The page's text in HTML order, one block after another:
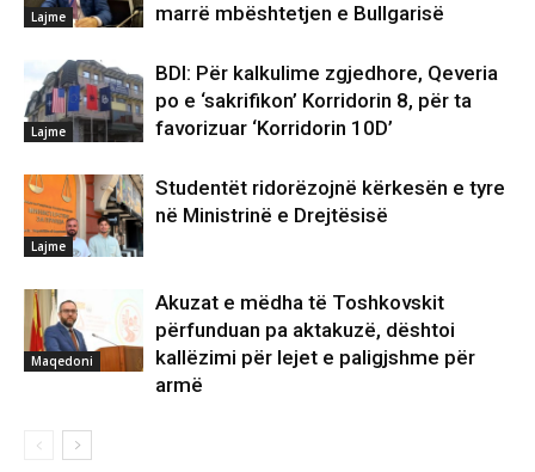
Lajme
marrë mbështetjen e Bullgarisë
Lajme
BDI: Për kalkulime zgjedhore, Qeveria
po e ‘sakrifikon’ Korridorin 8, për ta
favorizuar ‘Korridorin 10D’
Lajme
Studentët ridorëzojnë kërkesën e tyre
në Ministrinë e Drejtësisë
Maqedoni
Akuzat e mëdha të Toshkovskit
përfunduan pa aktakuzë, dështoi
kallëzimi për lejet e paligjshme për
armë